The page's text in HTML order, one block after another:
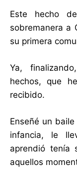
Este hecho
sobremanera a
su primera
Ya,
hechos, que
recibido.
Enseñé un
infancia, le
aprendió tenía
aquellos